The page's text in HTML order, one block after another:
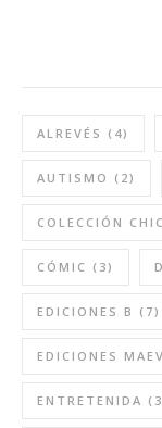
ALREVÉS (4)
AUTISMO (2)
COLECCIÓN CHIC
CÓMIC (3)
EDICIONES B (7)
EDICIONES
ENTRETENIDA